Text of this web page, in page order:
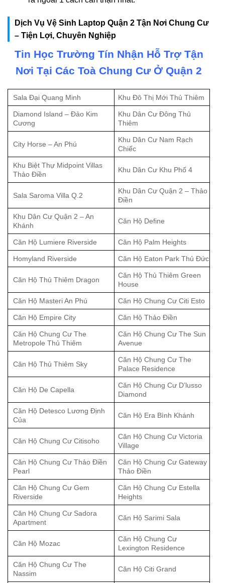
Dịch Vụ Vệ Sinh Laptop Quận 2 Tận Nơi Chung Cư
– Tiện Lợi, Chuyên Nghiệp
Tin Học Trường Tín Nhận Hỗ Trợ Tận
Nơi Tại Các Toà Chung Cư Ở Quận 2
Sala Đại Quang Minh Khu Đô Thị Mới Thủ Thiêm
Diamond Island – Đảo Kim
Cương
Khu Dân Cư Đông Thủ
Thiêm
City Horse – An Phú
Khu Dân Cư Nam Rạch
Chiếc
Khu Biệt Thự Midpoint Villas
Thảo Điền
Khu Dân Cư Khu Phố 4
Sala Saroma Villa Q.2
Khu Dân Cư Quận 2 – Thảo
Điền
Khu Dân Cư Quận 2 – An
Khánh
Căn Hộ Define
Căn Hộ Lumiere Riverside Căn Hộ Palm Heights
Homyland Riverside Căn Hộ Eaton Park Thủ Đức
Căn Hộ Thủ Thiêm Dragon
Căn Hộ Thủ Thiêm Green
House
Căn Hộ Masteri An Phú Căn Hộ Chung Cư Citi Esto
Căn Hộ Empire City Căn Hộ Thảo Điền
Căn Hộ Chung Cư The
Metropole Thủ Thiêm
Căn Hộ Chung Cư The Sun
Avenue
Căn Hộ Thủ Thiêm Sky
Căn Hộ Chung Cư The
Palace Residence
Căn Hộ De Capella
Căn Hộ Chung Cư D’lusso
Diamond
Căn Hộ Detesco Lương Định
Của
Căn Hộ Era Bình Khánh
Căn Hộ Chung Cư Citisoho
Căn Hộ Chung Cư Victoria
Village
Căn Hộ Chung Cư Thảo Điền
Pearl
Căn Hộ Chung Cư Gateway
Thảo Điền
Căn Hộ Chung Cư Gem
Riverside
Căn Hộ Chung Cư Estella
Heights
Căn Hộ Chung Cư Sadora
Apartment
Căn Hộ Sarimi Sala
Căn Hộ Mozac
Căn Hộ Chung Cư
Lexington Residence
Căn Hộ Chung Cư The
Nassim
Căn Hộ Citi Grand